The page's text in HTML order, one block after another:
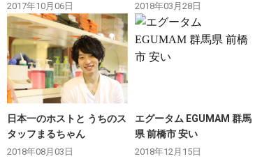
2017年10月06日 2018年03月28日
日本一のホストと うちのス
タッフまるちゃん
2018年08月03日
エグータム EGUMAM 群馬
県 前橋市 安い
2018年12月15日